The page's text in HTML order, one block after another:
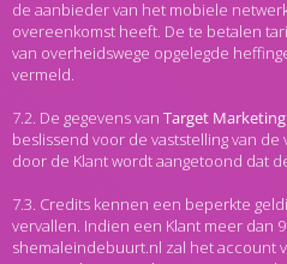
de aanbieder van het mobiele
overeenkomst heeft. De te betalen
van overheidswege opgelegde
vermeld.
7.2. De gegevens van
beslissend voor de vaststelling van
door de Klant wordt aangetoond dat
7.3. Credits kennen een beperkte
vervallen. Indien een Klant meer dan
shemaleindebuurt.nl zal het account